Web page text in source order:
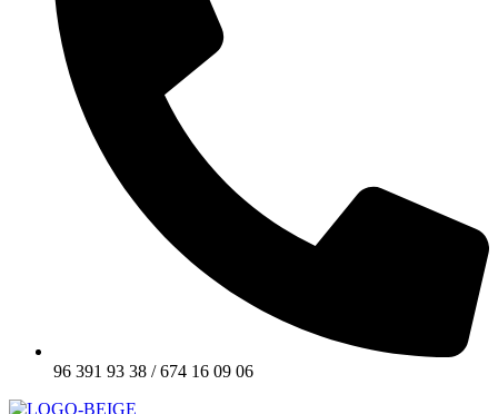
96 391 93 38 / 674 16 09 06